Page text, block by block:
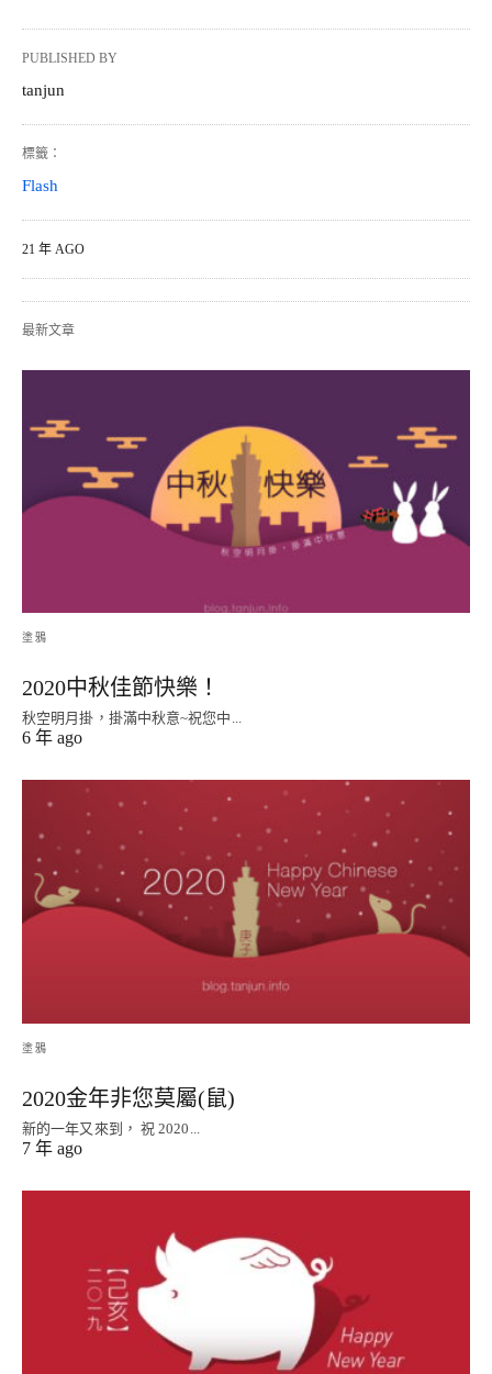
PUBLISHED BY
tanjun
標籤：
Flash
21 年 AGO
最新文章
塗鴉
2020中秋佳節快樂！
秋空明月掛，掛滿中秋意~祝您中...
6 年 ago
塗鴉
2020金年非您莫屬(鼠)
新的一年又來到， 祝 2020...
7 年 ago